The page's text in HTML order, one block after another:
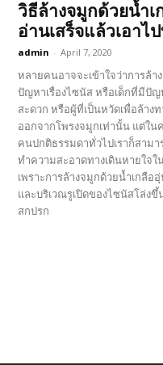
วิธีล้างจมูกด้วยน้ำเ
อ่านเสร็จแล้วเอา
admin - April 7, 2020
หลายคนอาจจะเข้าใจว่าการล้
ปัญหาเรื่องไซนัส หรือเด็กที่มีปัญ
สะดวก หรือผู้ที่เป็นหวัดเพื่อล้าง
ออกจากโพรงจมูกเท่านั้น แต่ใน
คนปกติธรรมดาทั่วไปเราก็สามา
ทำความสะอาดทางเดินหายใจ
เพราะการล้างจมูกด้วยน้ำเกลือ
และบริเวณรูเปิดของไซนัสโล่งขึ้
สกปรก